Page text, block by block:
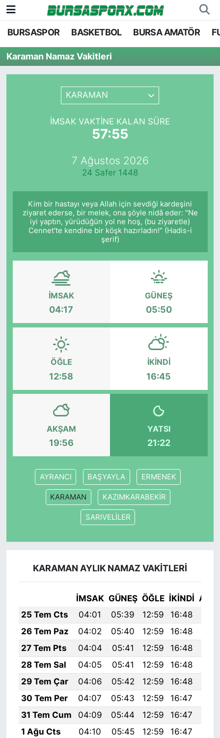
BURSASPOR BASKETBOL BURSA AMATÖR
Karaman Namaz Vakitleri
KARAMAN
İMSAK VAKTINE KALAN SÜRE
57:55
7 Ağustos 2026
24 Safer 1448
Kim bir hastayı veya Allah için sevdiği kardeşini
ziyaret ederse, bir melek, ona şöyle nidâ eder: "Ne
iyi yaptın, yürüdüğün yol ne hoş, (bu ziyaretle)
Cennet'te kendine bir köşk hazırladın!" (Hadis-i
şerif)
İMSAK
04:17
GÜNEŞ
05:50
ÖĞLE
12:58
İKINDI
16:45
AKŞAM
19:56
YATSI
21:22
AYRANCI BAŞYAYLA ERMENEK
KARAMAN KAZIMKARABEKİR
SARIVELİLER
KARAMAN AYLIK NAMAZ VAKITLERI
İMSAK GÜNEŞ ÖĞLE İKINDI
25 Tem Cts
04:01 05:39 12:59 16:48
26 Tem Paz
04:02 05:40 12:59 16:48
27 Tem Pts
04:04 05:41 12:59 16:48
28 Tem Sal
04:05 05:41 12:59 16:48
29 Tem Çar
04:06 05:42 12:59 16:48
30 Tem Per
04:07 05:43 12:59 16:47
31 Tem Cum
04:09 05:44 12:59 16:47
1 Ağu Cts
04:10 05:45 12:59 16:47
Bursaspor
Futbol
Basketbol
Bursa Nöbetçi Eczaneler
Bursa Hava Durumu
Bursa Namaz Vakitleri
TFF 1.Lig Puan Durumu ve Fikstür
Tüm Manşetler
Haber Arşivi